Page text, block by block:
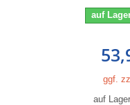
auf
ggf.
auf